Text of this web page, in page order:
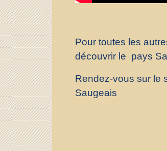
Pour toutes les
découvrir le pays
Rendez-vous sur le
Saugeais